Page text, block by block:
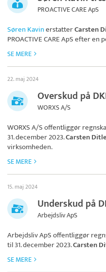
PROACTIVE CARE ApS
Søren KavinerstatterCarsten
PROACTIVE CARE ApSefter en
SE MERE
22. maj 2024
Overskud på
WORXS A/S
WORXS A/Soffentliggør
31. december 2023.Carsten
virksomheden.
SE MERE
15. maj 2024
Underskud på
Arbejdsliv ApS
Arbejdsliv ApSoffentliggør
til 31. december 2023.Carsten
SE MERE